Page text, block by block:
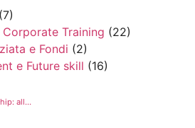
(7)
Training (22)
e Fondi (2)
e Future skill (16)
Sistemi pubblici e partnership: alleanze per lo sviluppo delle competenze digitali